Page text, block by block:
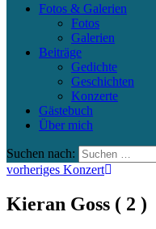
Fotos & Galerien
Fotos
Galerien
Beiträge
Gedichte
Geschichten
Konzerte
Gästebuch
Über mich
Suchen nach:
vorheriges Konzert
Kieran Goss ( 2 )